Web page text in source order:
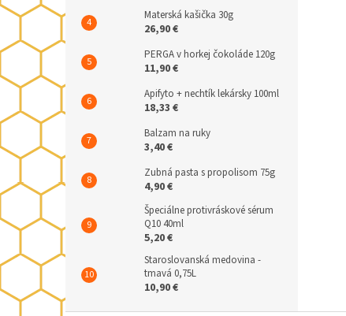
Materská kašička 30g
26,90 €
PERGA v horkej čokoláde 120g
11,90 €
Apifyto + nechtík lekársky 100ml
18,33 €
Balzam na ruky
3,40 €
Zubná pasta s propolisom 75g
4,90 €
Špeciálne protivráskové sérum
Q10 40ml
5,20 €
Staroslovanská medovina -
tmavá 0,75L
10,90 €